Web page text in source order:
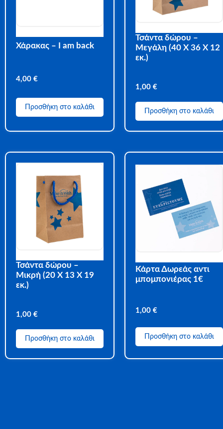
Χάρακας – I am back
4,00 €
Προσθήκη στο καλάθι
Τσάντα δώρου –
Μεγάλη (40 Χ 36 Χ 12
εκ.)
1,00 €
Προσθήκη στο καλάθι
Τσάντα δώρου –
Μικρή (20 Χ 13 Χ 19
εκ.)
1,00 €
Προσθήκη στο καλάθι
Κάρτα Δωρεάς αντι
μπομπονιέρας 1€
1,00 €
Προσθήκη στο καλάθι